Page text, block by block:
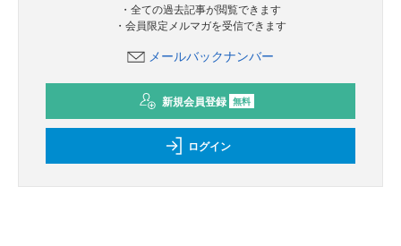
・全ての過去記事が閲覧できます
・会員限定メルマガを受信できます
メールバックナンバー
新規会員登録 無料
ログイン